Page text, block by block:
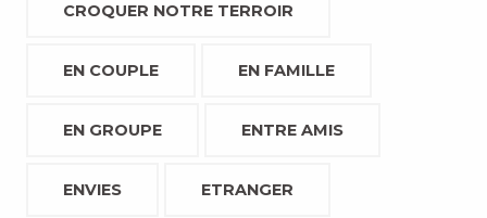
CROQUER NOTRE TERROIR
EN COUPLE EN FAMILLE
EN GROUPE ENTRE AMIS
ENVIES ETRANGER